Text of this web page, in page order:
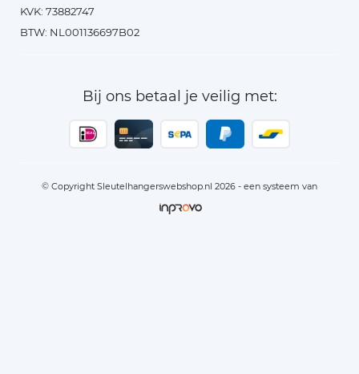
KVK: 73882747
BTW: NL001136697B02
Bij ons betaal je veilig met:
© Copyright Sleutelhangerswebshop.nl 2026 - een systeem van